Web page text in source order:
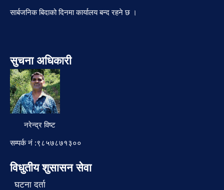
सार्बजनिक बिदाको दिनमा कार्यालय बन्द रहने छ ।
सुचना अधिकारी
नरेन्द्र विष्ट
सम्पर्क नं :९८५७८७१३००
विधुतीय शुसासन सेवा
घटना दर्ता